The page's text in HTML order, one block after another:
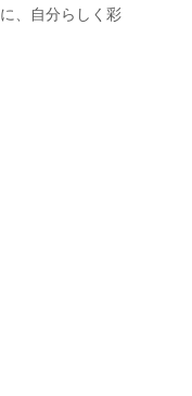
、自分らしく彩